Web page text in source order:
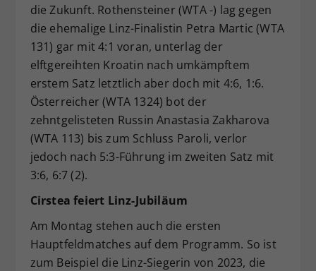
die Zukunft. Rothensteiner (WTA -) lag gegen
die ehemalige Linz-Finalistin Petra Martic (WTA
131) gar mit 4:1 voran, unterlag der
elftgereihten Kroatin nach umkämpftem
erstem Satz letztlich aber doch mit 4:6, 1:6.
Österreicher (WTA 1324) bot der
zehntgelisteten Russin Anastasia Zakharova
(WTA 113) bis zum Schluss Paroli, verlor
jedoch nach 5:3-Führung im zweiten Satz mit
3:6, 6:7 (2).
Cirstea feiert Linz-Jubiläum
Am Montag stehen auch die ersten
Hauptfeldmatches auf dem Programm. So ist
zum Beispiel die Linz-Siegerin von 2023, die